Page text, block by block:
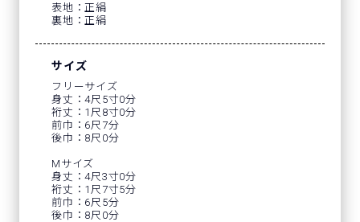
表地：正絹
裏地：正絹
サイズ
フリーサイズ
身丈：4尺5寸0分
裄丈：1尺8寸0分
前巾：6尺7分
後巾：8尺0分
Mサイズ
身丈：4尺3寸0分
裄丈：1尺7寸5分
前巾：6尺5分
後巾：8尺0分